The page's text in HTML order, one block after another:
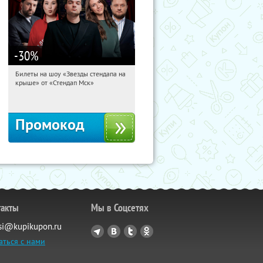
-30%
10:20:22 Получили:2
Билеты на шоу «Звезды стендапа на
крыше» от «Стендап Мск»
Промокод
с нами
Мы в Соцсетях